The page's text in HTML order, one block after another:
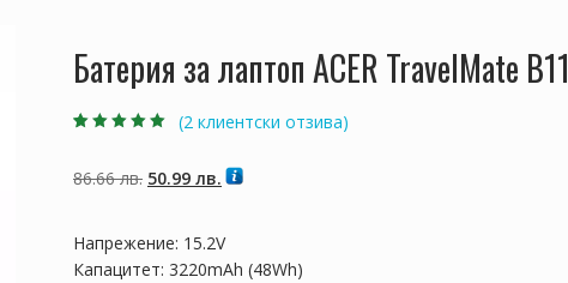
Батерия за лаптоп ACER TravelMate
потребителски
оценки
(2 клиентски отзива)
86.66лв. Original
86.66 лв..
50.99 лв. Текущата
50.99 лв..
Напрежение: 15.2V
Капацитет: 3220mAh (48Wh)